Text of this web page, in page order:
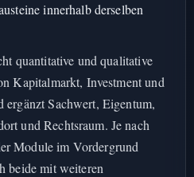
innerhalb derselben
quantitative und qualitative
Kapitalmarkt, Investment und
Sachwert, Eigentum,
und Rechtsraum. Je nach
Module im Vordergrund
beide mit weiteren